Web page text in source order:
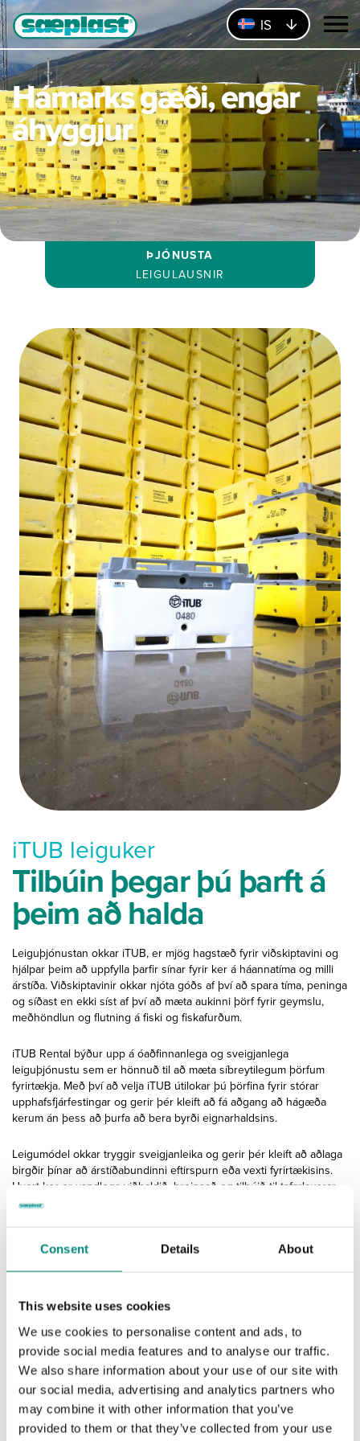
Consent Details About
This website uses cookies
We use cookies to personalise content and ads, to
provide social media features and to analyse our traffic.
We also share information about your use of our site with
our social media, advertising and analytics partners who
may combine it with other information that you’ve
provided to them or that they’ve collected from your use
IS
Hámarks gæði, engar
áhyggjur
ÞJÓNUSTA
LEIGULAUSNIR
iTUB leiguker
Tilbúin þegar þú þarft á
þeim að halda
Leiguþjónustan okkar iTUB, er mjög hagstæð fyrir viðskiptavini og
hjálpar þeim að uppfylla þarfir sínar fyrir ker á háannatíma og milli
árstíða. Viðskiptavinir okkar njóta góðs af því að spara tíma, peninga
og síðast en ekki síst af því að mæta aukinni þörf fyrir geymslu,
meðhöndlun og flutning á fiski og fiskafurðum.
iTUB Rental býður upp á óaðfinnanlega og sveigjanlega
leiguþjónustu sem er hönnuð til að mæta síbreytilegum þörfum
fyrirtækja. Með því að velja iTUB útilokar þú þörfina fyrir stórar
upphafsfjárfestingar og gerir þér kleift að fá aðgang að hágæða
kerum án þess að þurfa að bera byrði eignarhaldsins.
Leigumódel okkar tryggir sveigjanleika og gerir þér kleift að aðlaga
birgðir þínar að árstíðabundinni eftirspurn eða vexti fyrirtækisins.
Hvert ker er vandlega viðhaldið, hreinsað og tilbúið til tafarlausrar
notkunar, sem tryggir bestu mögulegu afköst og samræmi við
Með iTUB Rental færðu áreiðanlegan samstarfsaðila sem einfaldar
rekstur, lækkar kostnað og styður skuldbindingu þína við sjálfbærni.
Búnaðurinn okkar hefur
minna kolefnisspor!
iTUB leigukerfið er hannað til að hámarka endurnotkun og
lágmarka sóun. Með því að láta sama búnað ganga í skilvirku
hringrásarkerfi í mörg ár minnkum við kolefnissporið verulega.
Færri nýjar einingar þýðir minni hráefnis- og orkuþörf, minna rusl
og hreinna umhverfi – án þess að fórna gæðum eða